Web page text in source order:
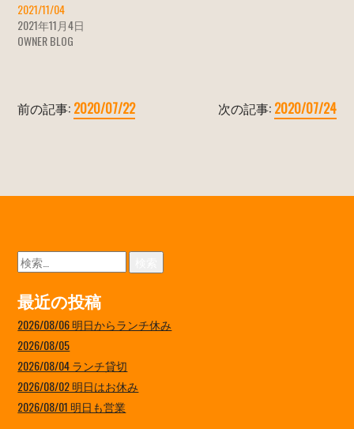
2021/11/04
2021年11月4日
OWNER BLOG
前の記事: 2020/07/22 次の記事: 2020/07/24
検
索:
最近の投稿
2026/08/06 明日からランチ休み
2026/08/05
2026/08/04 ランチ貸切
2026/08/02 明日はお休み
2026/08/01 明日も営業